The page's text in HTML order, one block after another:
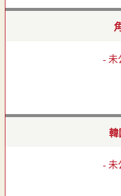
- 未
韓
- 未